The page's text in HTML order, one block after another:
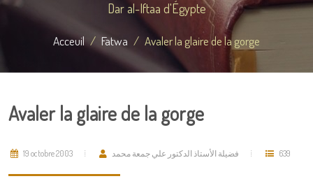
Dar al-Iftaa d'Égypte
Acceuil Fatwa Avaler la glaire de la gorge
Avaler la glaire de la gorge
19 octobre 2003 فضيلة الأستاذ الدكتور علي جمعة محمد 639